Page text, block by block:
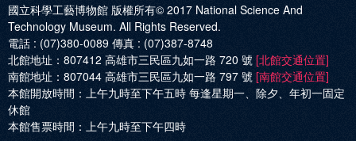
國立科學工藝博物館 版權所有© 2017 National Science And
Technology Museum. All Rights Reserved.
電話 : (07)380-0089 傳真 : (07)387-8748
北館地址： 807412 高雄市三民區九如一路 720 號 [北館交通位置]
南館地址： 807044 高雄市三民區九如一路 797 號 [南館交通位置]
本館開放時間： 上午九時至下午五時 每逢星期一、除夕、年初一固定
休館
本館售票時間： 上午九時至下午四時